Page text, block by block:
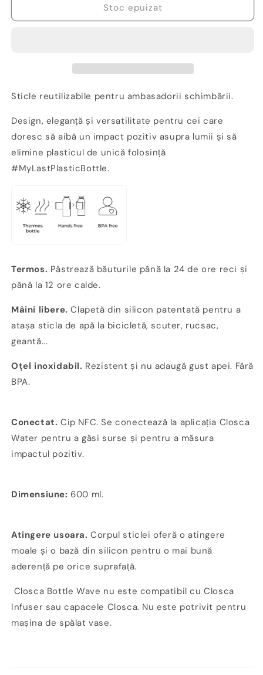
reutilizabila
ml
Sticla
reutilizabila
ml
Stoc epuizat
Sticle reutilizabile pentru ambasadorii schimbării.
Design, eleganță și versatilitate pentru cei care
doresc să aibă un impact pozitiv asupra lumii și să
elimine plasticul de unică folosință
#MyLastPlasticBottle.
Termos. Păstrează băuturile până la 24 de ore reci și
până la 12 ore calde.
Mâini libere. Clapetă din silicon patentată pentru a
atașa sticla de apă la bicicletă, scuter, rucsac,
geantă...
Oţel inoxidabil. Rezistent și nu adaugă gust apei. Fără
BPA.
Conectat. Cip NFC. Se conectează la aplicația Closca
Water pentru a găsi surse și pentru a măsura
impactul pozitiv.
Dimensiune: 600 ml.
Atingere usoara. Corpul sticlei oferă o atingere
moale și o bază din silicon pentru o mai bună
aderență pe orice suprafață.
Closca Bottle Wave nu este compatibil cu Closca
Infuser sau capacele Closca. Nu este potrivit pentru
mașina de spălat vase.